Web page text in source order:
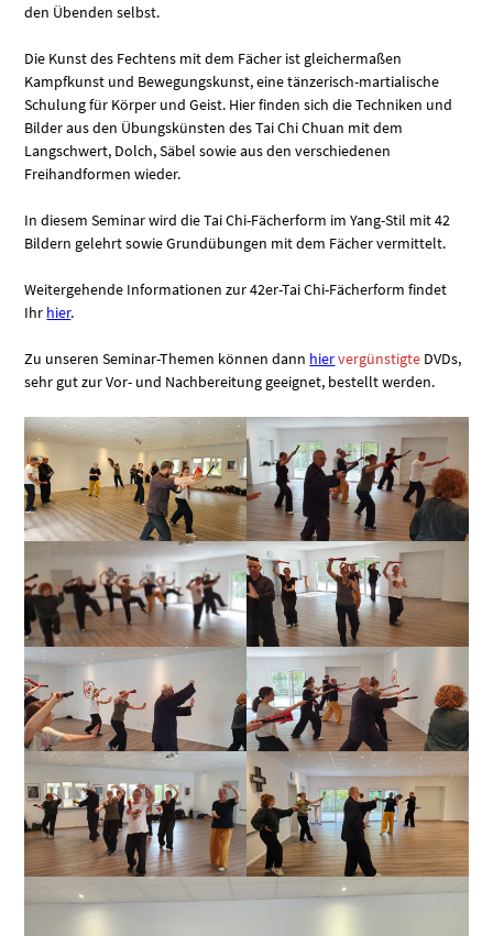
den Übenden selbst.
Die Kunst des Fechtens mit dem Fächer ist gleichermaßen
Kampfkunst und Bewegungskunst, eine tänzerisch-martialische
Schulung für Körper und Geist. Hier finden sich die Techniken und
Bilder aus den Übungskünsten des Tai Chi Chuan mit dem
Langschwert, Dolch, Säbel sowie aus den verschiedenen
Freihandformen wieder.
In diesem Seminar wird die Tai Chi-Fächerform im Yang-Stil mit 42
Bildern gelehrt sowie Grundübungen mit dem Fächer vermittelt.
Weitergehende Informationen zur 42er-Tai Chi-Fächerform findet
Ihr hier.
Zu unseren Seminar-Themen können dann hiervergünstigte DVDs,
sehr gut zur Vor- und Nachbereitung geeignet, bestellt werden.